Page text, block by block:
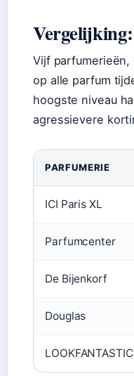
Vijf
op alle parfum
hoogste niveau
agressievere
PARFUMERIE
ICI Paris XL
Parfumcenter
De Bijenkorf
Douglas
LOOKFANTASTIC